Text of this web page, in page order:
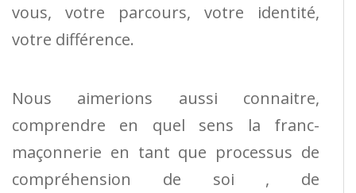
vous, votre parcours, votre identité,
votre différence.
Nous aimerions aussi connaitre,
comprendre en quel sens la franc-
maçonnerie en tant que processus de
compréhension de soi , de